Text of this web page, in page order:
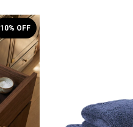
10% OFF